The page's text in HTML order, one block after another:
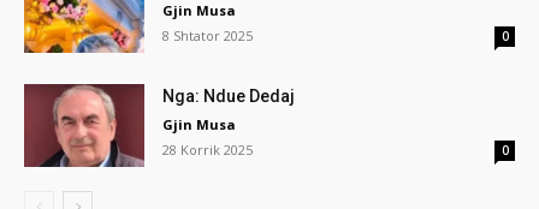
Gjin Musa
8 Shtator 2025
0
Nga: Ndue Dedaj
Gjin Musa
28 Korrik 2025
0